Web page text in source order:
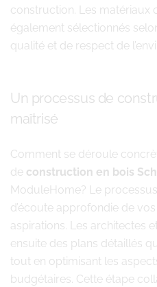
construction. Les matériaux
également sélectionnés
qualité et de respect de
Un processus de
maîtrisé
Comment se déroule
de construction en bois
ModuleHome? Le
d’écoute approfondie de
aspirations. Les architectes
ensuite des plans détaillés
tout en optimisant les
budgétaires. Cette étape